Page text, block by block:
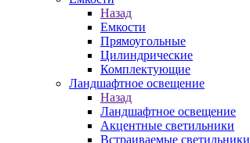
Назад
Емкости
Прямоугольные
Цилиндрические
Комплектующие
Ландшафтное освещение
Назад
Ландшафтное освещение
Акцентные светильники
Встраиваемые светильники